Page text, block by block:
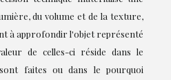
du volume et de la texture,
à approfondir l'objet représenté
de celles-ci réside dans le
faites ou dans le pourquoi